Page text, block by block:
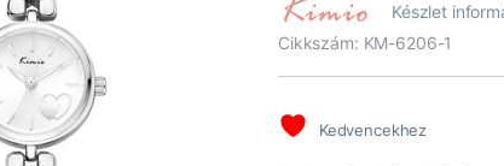
Készlet
Cikkszám: KM-6206-1
Kedvencekhez